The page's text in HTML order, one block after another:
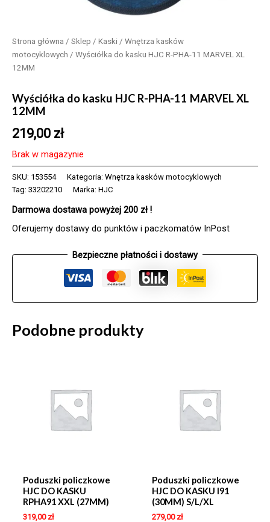
Strona główna / Sklep / Kaski / Wnętrza kasków
motocyklowych / Wyściółka do kasku HJC R-PHA-11 MARVEL XL
12MM
Wyściółka do kasku HJC R-PHA-11 MARVEL XL
12MM
219,00 zł
Brak w magazynie
SKU: 153554 Kategoria: Wnętrza kasków motocyklowych
Tag: 33202210 Marka: HJC
Darmowa dostawa powyżej 200 zł !
Oferujemy dostawy do punktów i paczkomatów InPost
Bezpieczne płatności i dostawy
Podobne produkty
Poduszki policzkowe
HJC DO KASKU
RPHA91 XXL (27MM)
319,00 zł
Poduszki policzkowe
HJC DO KASKU I91
(30MM) S/L/XL
279,00 zł